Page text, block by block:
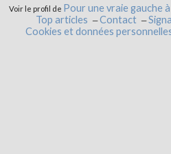
Voir le profil de Pour une vraie gauche
Top articles Contact
Cookies et données